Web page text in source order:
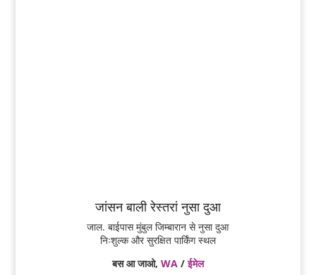
जांसन बाली रेस्तरां नुसा दुआ
जाल. बाईपास मुंबुल जिम्बारान से नुसा दुआ
निःशुल्क और सुरक्षित पार्किंग स्थल
बस आ जाओ, WA/ईमेल